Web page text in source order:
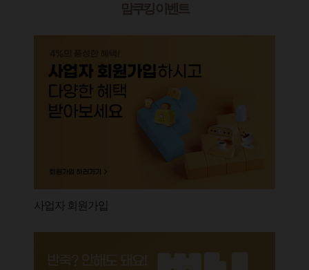
맘쿠킹 이벤트
사업자 회원가입